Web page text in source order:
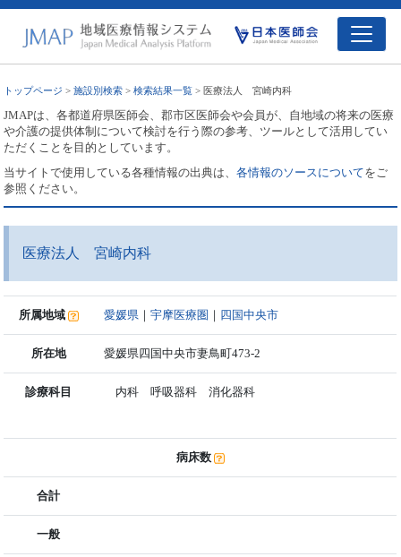
トップページ >施設別検索 >検索結果一覧 > 医療法人 宮崎内科
JMAPは、各都道府県医師会、郡市区医師会や会員が、自地域の将来の医療
や介護の提供体制について検討を行う際の参考、ツールとして活用してい
ただくことを目的としています。
当サイトで使用している各種情報の出典は、各情報のソースについてをご
参照ください。
医療法人 宮崎内科
所属地域 愛媛県 ｜宇摩医療圏 ｜ 四国中央市
所在地 愛媛県四国中央市妻鳥町473-2
診療科目 内科 呼吸器科 消化器科
病床数
合計
一般